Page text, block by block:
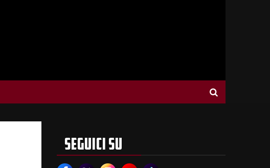
SEGUICI SU